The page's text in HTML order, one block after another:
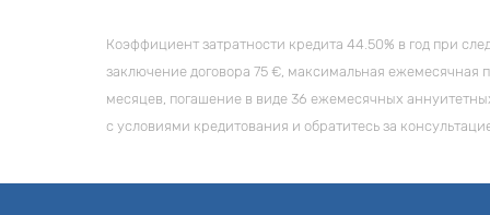
Коэффициент затратности кредита 44.50% в год при
заключение договора 75 €, максимальная ежемесячная
месяцев, погашение в виде 36 ежемесячных
с условиями кредитования и обратитесь за